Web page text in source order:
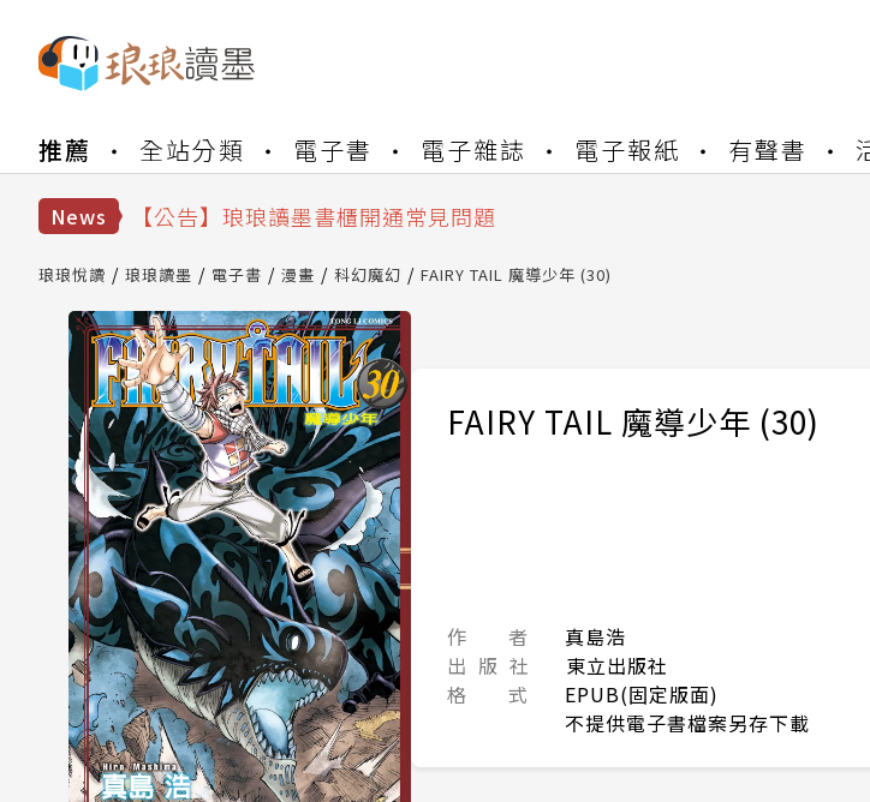
推薦 全站分類 電子書 電子雜誌 電子報紙 有聲書
News
【公告】琅琅讀墨數位閱讀資產合併與書櫃開通申請
【公告】琅琅讀墨 3 分鐘完成書櫃開通與資產合併申請圖文教學
【公告】琅琅讀墨數位閱讀資產合併與書櫃開通申請
琅琅悅讀 琅琅讀墨 電子書 漫畫 科幻魔幻 FAIRY TAIL 魔導少年 (30)
FAIRY TAIL 魔導少年 (30)
作 者
真島浩
出 版 社
東立出版社
格 式
EPUB(固定版面)
不提供電子書檔案另存下載